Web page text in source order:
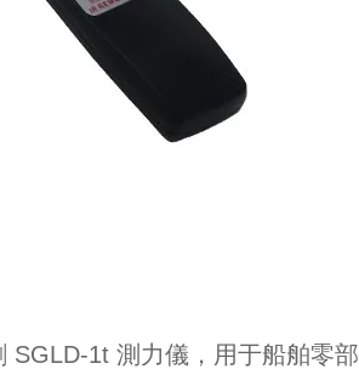
SGLD-1t 測力儀，用于船舶零部